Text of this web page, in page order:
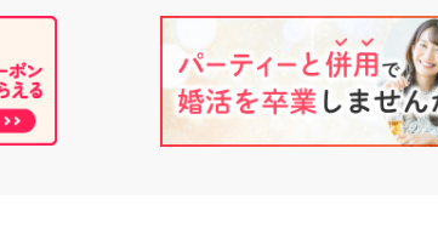
優良結婚相談